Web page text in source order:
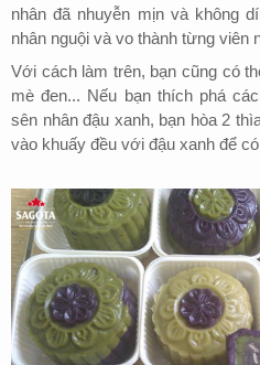
nhân đã nhuyễn mịn và không
nhân nguội và vo thành từng viên
Với cách làm trên, bạn cũng có
mè đen... Nếu bạn thích phá
sên nhân đậu xanh, bạn hòa 2
vào khuấy đều với đậu xanh để